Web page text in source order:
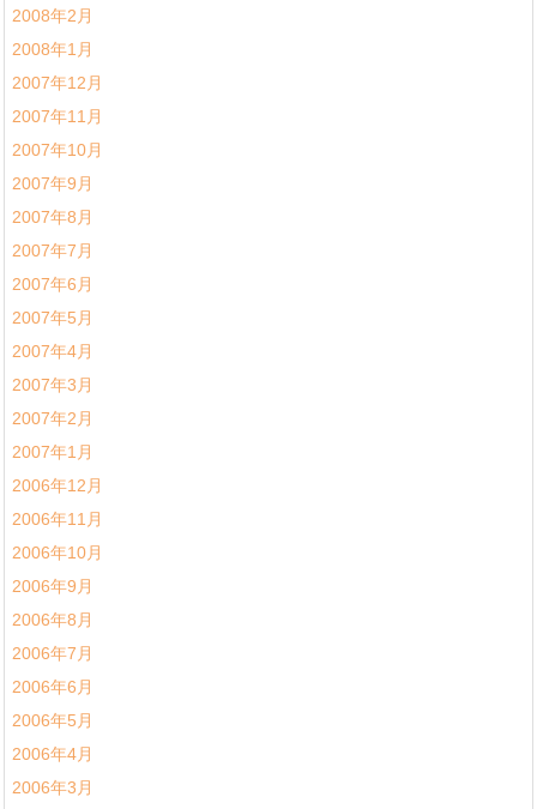
2008年2月
2008年1月
2007年12月
2007年11月
2007年10月
2007年9月
2007年8月
2007年7月
2007年6月
2007年5月
2007年4月
2007年3月
2007年2月
2007年1月
2006年12月
2006年11月
2006年10月
2006年9月
2006年8月
2006年7月
2006年6月
2006年5月
2006年4月
2006年3月